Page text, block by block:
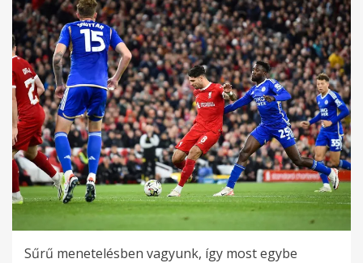
Sűrű menetelésben vagyunk, így most egybe